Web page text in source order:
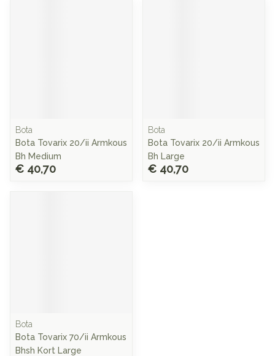
Bota
Bota Tovarix 20/ii Armkous
Bh Medium
€ 40,70
Bota
Bota Tovarix 20/ii Armkous
Bh Large
€ 40,70
Bota
Bota Tovarix 70/ii Armkous
Bhsh Kort Large